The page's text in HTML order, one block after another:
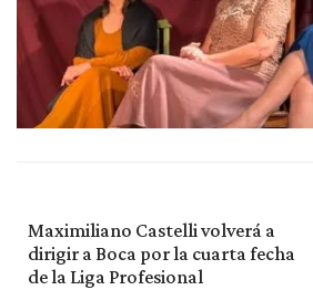
Maximiliano Castelli volverá a
dirigir a Boca por la cuarta fecha
de la Liga Profesional